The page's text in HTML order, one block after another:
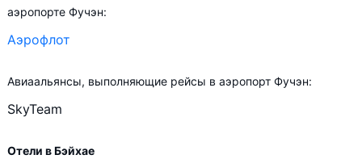
аэропорте Фучэн:
Аэрофлот
Авиаальянсы, выполняющие рейсы в аэропорт Фучэн:
SkyTeam
Отели в Бэйхае